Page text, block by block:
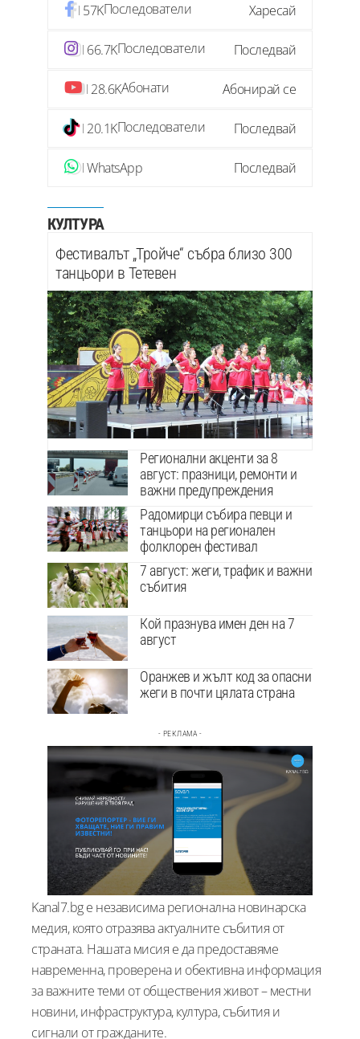
57KПоследователи Харесай
66.7KПоследователи Последвай
28.6KАбонати Абонирай се
20.1KПоследователи Последвай
WhatsApp Последвай
КУЛТУРА
Фестивалът „Тройче“ събра близо 300
танцьори в Тетевен
Регионални акценти за 8
август: празници, ремонти и
важни предупреждения
Радомирци събира певци и
танцьори на регионален
фолклорен фестивал
7 август: жеги, трафик и важни
събития
Кой празнува имен ден на 7
август
Оранжев и жълт код за опасни
жеги в почти цялата страна
- РЕКЛАМА -
Kanal7.bg е независима регионална новинарска
медия, която отразява актуалните събития от
страната. Нашата мисия е да предоставяме
навременна, проверена и обективна информация
за важните теми от обществения живот – местни
новини, инфраструктура, култура, събития и
сигнали от гражданите.